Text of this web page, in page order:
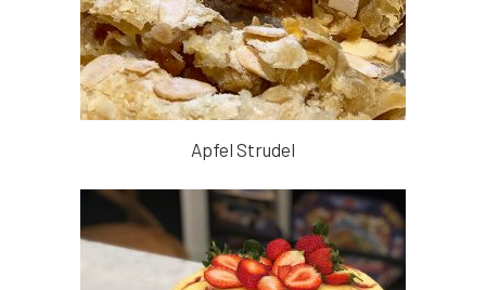
Apfel Strudel